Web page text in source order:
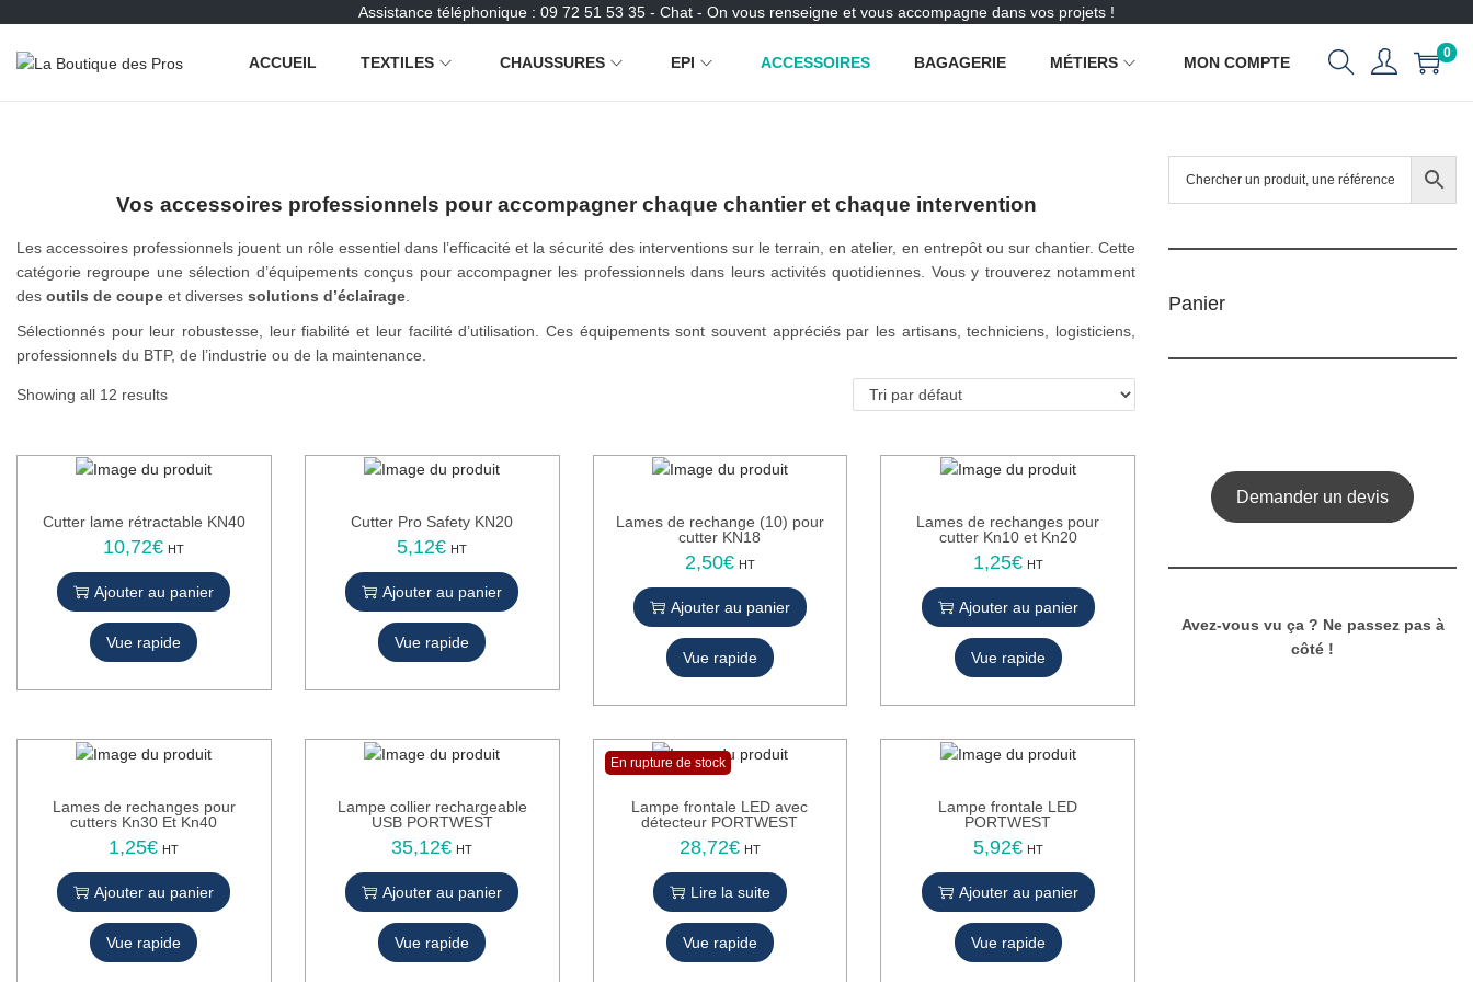
Assistance téléphonique : 09 72 51 53 35 - Chat - On vous renseigne et vous accompagne dans vos projets !
P
l
a
n
v
i
g
i
P
u
c
o
t
e
n
ACCUEIL TEXTILES CHAUSSURES EPI ACCESSOIRES BAGAGERIE MÉTIERS MON COMPTE
0
Vos accessoires professionnels pour accompagner chaque chantier et chaque intervention
Les accessoires professionnels jouent un rôle essentiel dans l’efficacité et la sécurité des interventions sur le terrain, en atelier, en entrepôt ou sur chantier. Cette
catégorie regroupe une sélection d’équipements conçus pour accompagner les professionnels dans leurs activités quotidiennes. Vous y trouverez notamment
des outils de coupe et diverses solutions d’éclairage
Sélectionnés pour leur robustesse, leur fiabilité et leur facilité d’utilisation. Ces équipements sont souvent appréciés par les artisans, techniciens, logisticiens,
professionnels du BTP, de l’industrie ou de la maintenance.
Showing all 12 results
Cutter lame rétractable KN40
10,72€ HT
Ajouter au panier
Vue rapide
Cutter Pro Safety KN20
5,12€ HT
Ajouter au panier
Vue rapide
Lames de rechange (10) pour
cutter KN18
2,50€ HT
Ajouter au panier
Vue rapide
Lames de rechanges pour
cutter Kn10 et Kn20
1,25€ HT
Ajouter au panier
Vue rapide
Lames de rechanges pour
cutters Kn30 Et Kn40
1,25€ HT
Ajouter au panier
Vue rapide
Lampe collier rechargeable
USB PORTWEST
35,12€ HT
Ajouter au panier
Vue rapide
En rupture de stock
Lampe frontale LED avec
détecteur PORTWEST
28,72€ HT
Lire la suite
Vue rapide
Lampe frontale LED
PORTWEST
5,92€ HT
Ajouter au panier
Vue rapide
Panier
Demander un devis
Avez-vous vu ça ? Ne passez pas à
côté !